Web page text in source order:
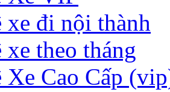
xe đi nội thành
xe theo tháng
Xe Cao Cấp